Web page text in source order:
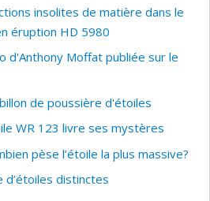
insolites de matière dans le
éruption HD 5980
d'Anthony Moffat publiée sur le
de poussière d'étoiles
WR 123 livre ses mystères
pèse l’étoile la plus massive?
d’étoiles distinctes